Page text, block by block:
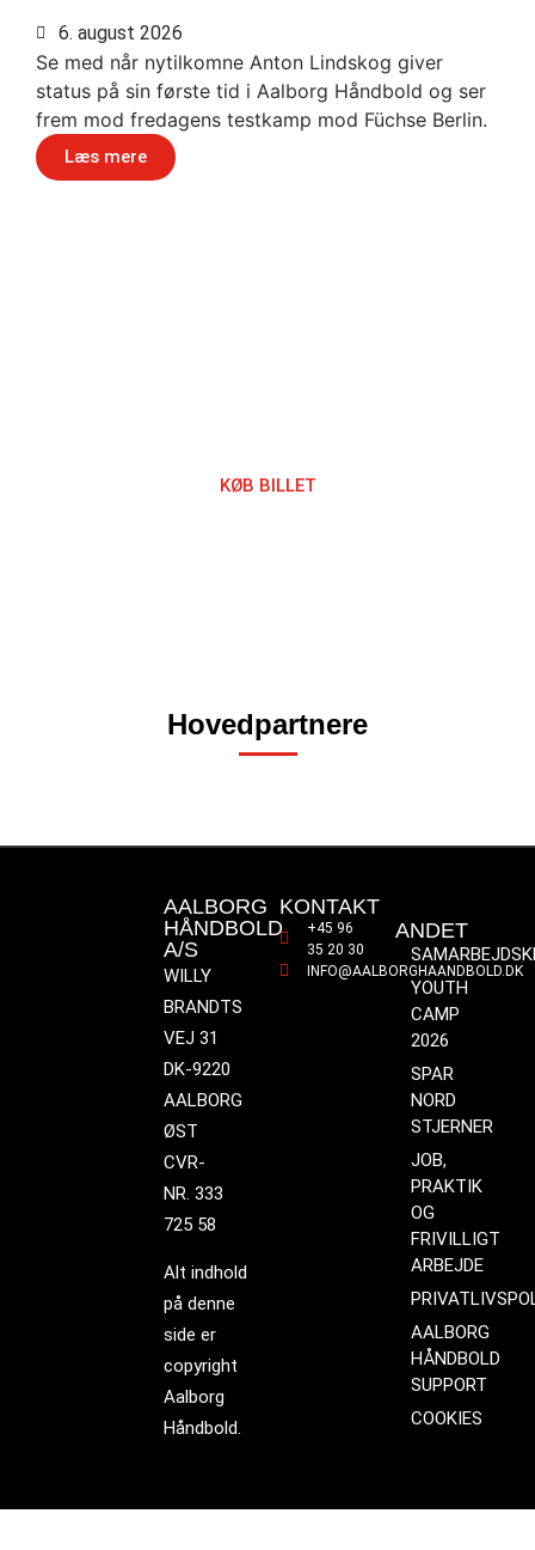
6. august 2026
Se med når nytilkomne Anton Lindskog giver
status på sin første tid i Aalborg Håndbold og ser
frem mod fredagens testkamp mod Füchse Berlin.
Læs mere
KØB BILLET
Hovedpartnere
AALBORG
HÅNDBOLD
A/S
WILLY
BRANDTS
VEJ 31
DK-9220
AALBORG
ØST
CVR-
NR. 333
725 58
Alt indhold
på denne
side er
copyright
Aalborg
Håndbold.
KONTAKT
+45 96
35 20 30
INFO@AALBORGHAANDBOLD.DK
ANDET
YOUTH
CAMP
2026
SPAR
NORD
STJERNER
JOB,
PRAKTIK
OG
FRIVILLIGT
ARBEJDE
AALBORG
HÅNDBOLD
SUPPORT
COOKIES